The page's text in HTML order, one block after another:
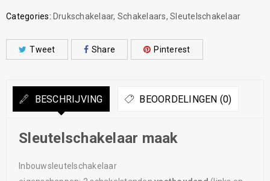
Categories: Drukschakelaar, Schakelaars, Sleutelschakelaar
Tweet Share Pinterest
BESCHRIJVING BEOORDELINGEN (0)
Sleutelschakelaar maak
Inbouwsleutelschakelaar